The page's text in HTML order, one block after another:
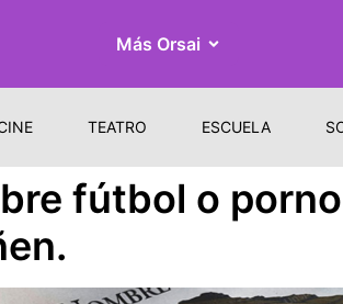
Más Orsai
TEATRO ESCUELA
fútbol o